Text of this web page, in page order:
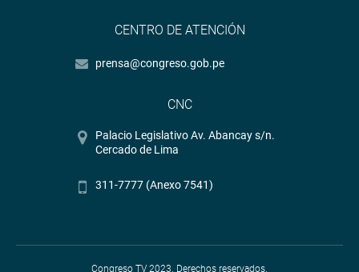
CENTRO DE ATENCIÓN
prensa@congreso.gob.pe
CNC
Palacio Legislativo Av. Abancay s/n.
Cercado de Lima
311-7777 (Anexo 7541)
Congreso TV 2023. Derechos reservados.